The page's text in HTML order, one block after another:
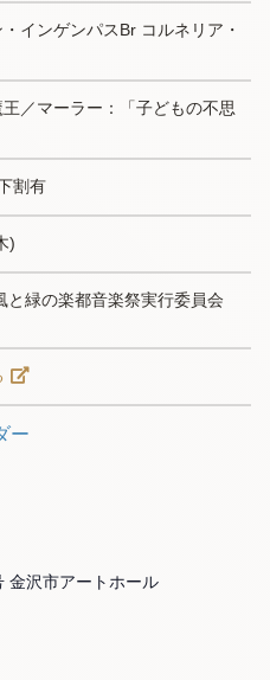
インゲンパスBr コルネリア・
／マーラー：「子どもの不思
割有
)
と緑の楽都音楽祭実行委員会
ー
金沢市アートホール